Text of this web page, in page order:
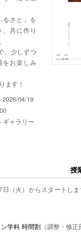
るさと」を
共に作り
、少しずつ
をお楽しみ
ます！
2026/04/19
ギャラリー
授
（火）からスタートし
学科 時間割 （調整・修正